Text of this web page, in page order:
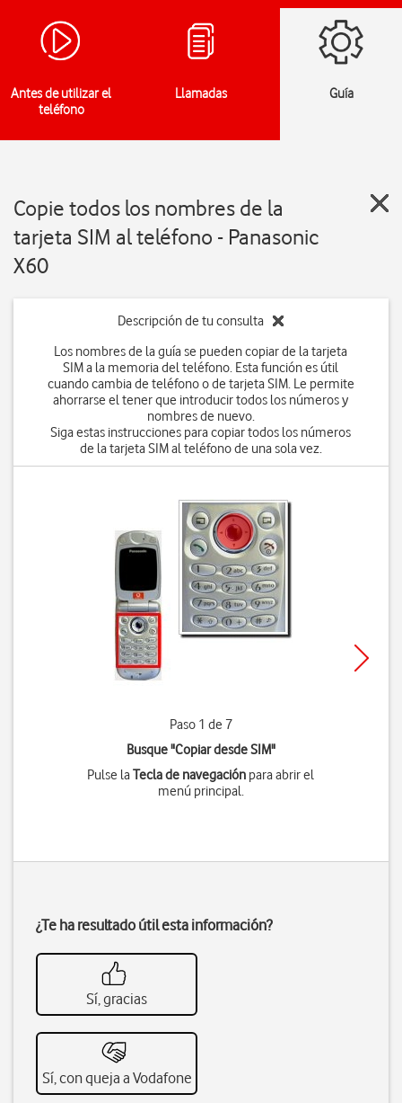
Antes de utilizar el
teléfono
Llamadas Guía
Copie todos los nombres de la
tarjeta SIM al teléfono - Panasonic
X60
Descripción de tu consulta
Los nombres de la guía se pueden copiar de la tarjeta
SIM a la memoria del teléfono. Esta función es útil
cuando cambia de teléfono o de tarjeta SIM. Le permite
ahorrarse el tener que introducir todos los números y
nombres de nuevo.
Siga estas instrucciones para copiar todos los números
de la tarjeta SIM al teléfono de una sola vez.
Paso 1 de 7
Busque "Copiar desde SIM"
Pulse laTecla de navegación para abrir el
menú principal.
¿Te ha resultado útil esta información?
Sí, gracias
Sí, con queja a Vodafone